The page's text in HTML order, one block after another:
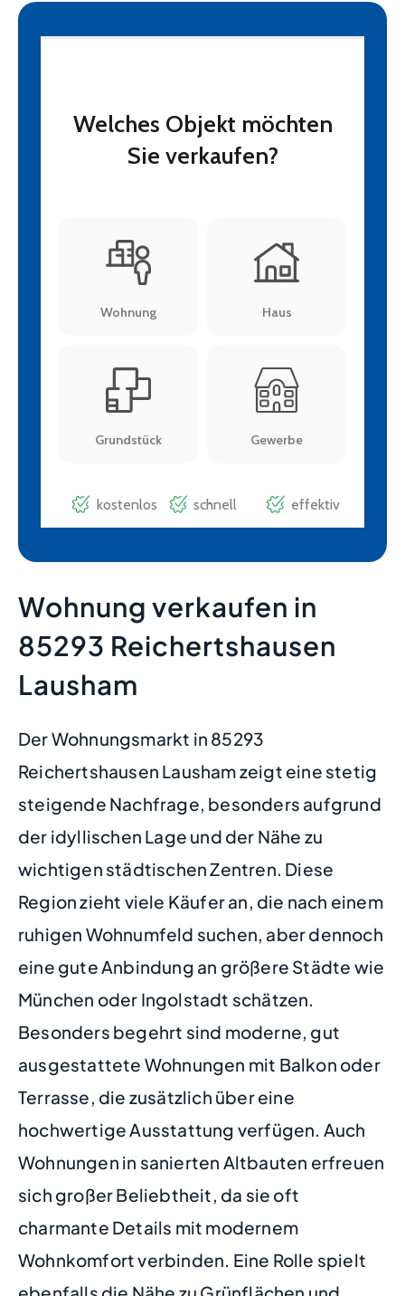
Wohnung verkaufen in
85293 Reichertshausen
Lausham
Der Wohnungsmarkt in 85293
Reichertshausen Lausham zeigt eine stetig
steigende Nachfrage, besonders aufgrund
der idyllischen Lage und der Nähe zu
wichtigen städtischen Zentren. Diese
Region zieht viele Käufer an, die nach einem
ruhigen Wohnumfeld suchen, aber dennoch
eine gute Anbindung an größere Städte wie
München oder Ingolstadt schätzen.
Besonders begehrt sind moderne, gut
ausgestattete Wohnungen mit Balkon oder
Terrasse, die zusätzlich über eine
hochwertige Ausstattung verfügen. Auch
Wohnungen in sanierten Altbauten erfreuen
sich großer Beliebtheit, da sie oft
charmante Details mit modernem
Wohnkomfort verbinden. Eine Rolle spielt